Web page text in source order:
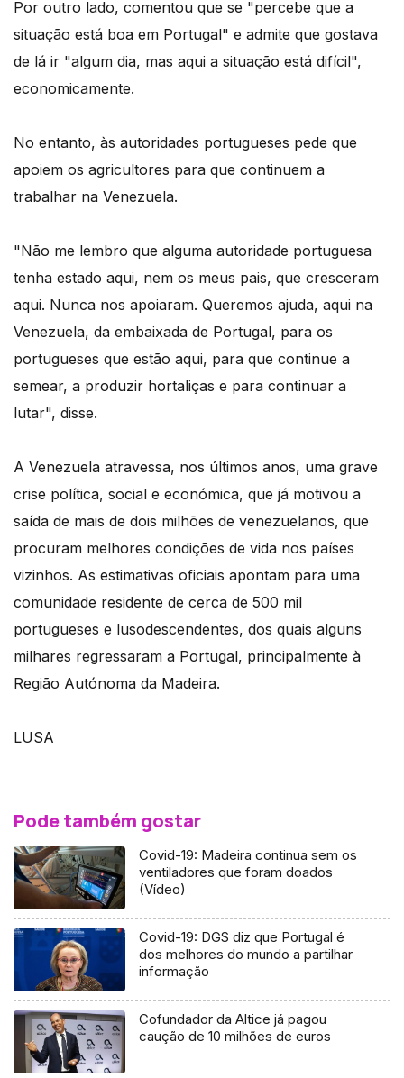
Por outro lado, comentou que se "percebe que a
situação está boa em Portugal" e admite que gostava
de lá ir "algum dia, mas aqui a situação está difícil",
economicamente.
No entanto, às autoridades portugueses pede que
apoiem os agricultores para que continuem a
trabalhar na Venezuela.
"Não me lembro que alguma autoridade portuguesa
tenha estado aqui, nem os meus pais, que cresceram
aqui. Nunca nos apoiaram. Queremos ajuda, aqui na
Venezuela, da embaixada de Portugal, para os
portugueses que estão aqui, para que continue a
semear, a produzir hortaliças e para continuar a
lutar", disse.
A Venezuela atravessa, nos últimos anos, uma grave
crise política, social e económica, que já motivou a
saída de mais de dois milhões de venezuelanos, que
procuram melhores condições de vida nos países
vizinhos. As estimativas oficiais apontam para uma
comunidade residente de cerca de 500 mil
portugueses e lusodescendentes, dos quais alguns
milhares regressaram a Portugal, principalmente à
Região Autónoma da Madeira.
LUSA
Pode também gostar
Covid-19: Madeira continua sem os
ventiladores que foram doados
(Vídeo)
Covid-19: DGS diz que Portugal é
dos melhores do mundo a partilhar
informação
Cofundador da Altice já pagou
caução de 10 milhões de euros